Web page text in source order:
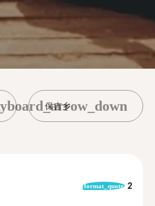
保吉乡
format_quote 2